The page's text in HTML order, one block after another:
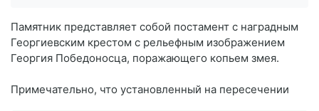
Памятник представляет собой постамент с наградным
Георгиевским крестом с рельефным изображением
Георгия Победоносца, поражающего копьем змея.
Примечательно, что установленный на пересечении